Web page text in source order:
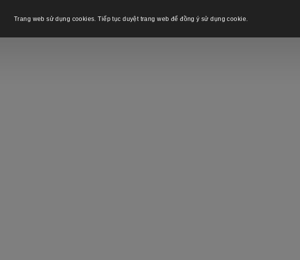
Trang web sử dụng cookies. Tiếp tục duyệt trang web để đồng ý sử dụng cookie.